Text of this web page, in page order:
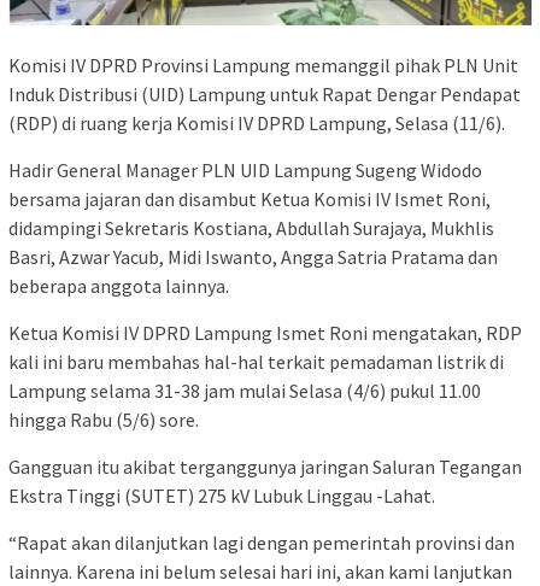
Komisi IV DPRD Provinsi Lampung memanggil pihak PLN Unit
Induk Distribusi (UID) Lampung untuk Rapat Dengar Pendapat
(RDP) di ruang kerja Komisi IV DPRD Lampung, Selasa (11/6).
Hadir General Manager PLN UID Lampung Sugeng Widodo
bersama jajaran dan disambut Ketua Komisi IV Ismet Roni,
didampingi Sekretaris Kostiana, Abdullah Surajaya, Mukhlis
Basri, Azwar Yacub, Midi Iswanto, Angga Satria Pratama dan
beberapa anggota lainnya.
Ketua Komisi IV DPRD Lampung Ismet Roni mengatakan, RDP
kali ini baru membahas hal-hal terkait pemadaman listrik di
Lampung selama 31-38 jam mulai Selasa (4/6) pukul 11.00
hingga Rabu (5/6) sore.
Gangguan itu akibat terganggunya jaringan Saluran Tegangan
Ekstra Tinggi (SUTET) 275 kV Lubuk Linggau -Lahat.
“Rapat akan dilanjutkan lagi dengan pemerintah provinsi dan
lainnya. Karena ini belum selesai hari ini, akan kami lanjutkan